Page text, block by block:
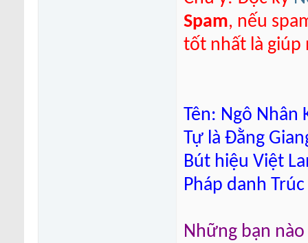
Spam, nếu
tốt nhất là giúp
Tên: Ngô Nhân
Tự là Đằng
Bút hiệu Việt
Pháp danh
Những bạn